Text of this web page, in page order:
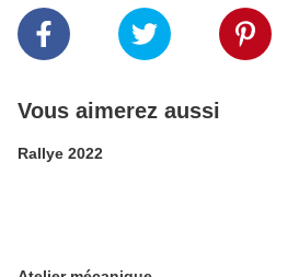
Vous aimerez aussi
Rallye 2022